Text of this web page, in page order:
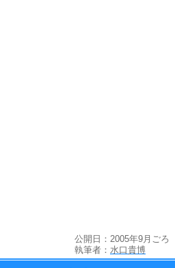
公開日：2005年9月ごろ
執筆者： 水口貴博